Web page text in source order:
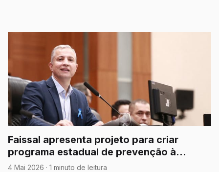
Faissal apresenta projeto para criar
programa estadual de prevenção à
meningite em Mato Grosso
4 Mai 2026 · 1 minuto de leitura